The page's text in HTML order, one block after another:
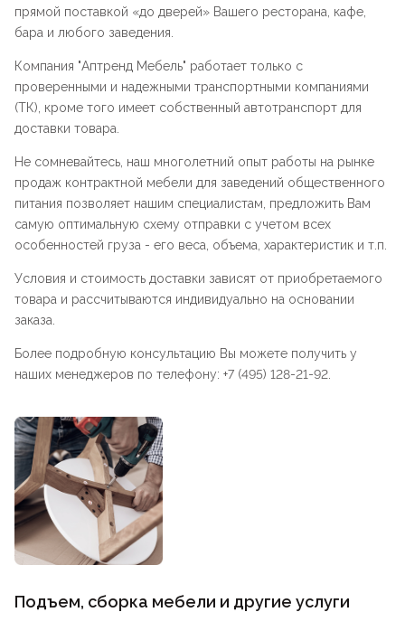
прямой поставкой «до дверей» Вашего ресторана, кафе,
бара и любого заведения.
Компания "Аптренд Мебель" работает только с
проверенными и надежными транспортными компаниями
(ТК), кроме того имеет собственный автотранспорт для
доставки товара.
Не сомневайтесь, наш многолетний опыт работы на рынке
продаж контрактной мебели для заведений общественного
питания позволяет нашим специалистам, предложить Вам
самую оптимальную схему отправки с учетом всех
особенностей груза - его веса, объема, характеристик и т.п.
Условия и стоимость доставки зависят от приобретаемого
товара и рассчитываются индивидуально на основании
заказа.
Более подробную консультацию Вы можете получить у
наших менеджеров по телефону: +7 (495) 128-21-92.
Подъем, сборка мебели и другие услуги